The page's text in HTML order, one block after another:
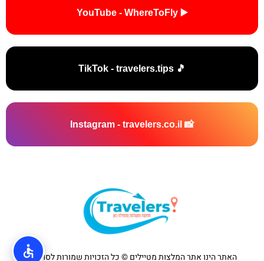
▶️ YouTube - WhereToFly
🎵 TikTok - travelers.tips
📸 Instagram - travelers.co.il
האתר הינו אתר המלצות מטיילים © כל הזכויות שמורות לסוכנות